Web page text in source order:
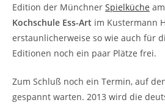
Edition der Münchner Spielküche am
Kochschule Ess-Art im Kustermann
erstaunlicherweise so wie auch für
Editionen noch ein paar Plätze frei.
Zum Schluß noch ein Termin, auf
gespannt warten. 2013 wird die